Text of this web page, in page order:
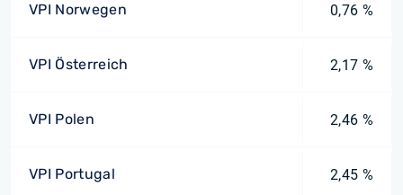
VPI Norwegen 0,76 %
VPI Österreich 2,17 %
VPI Polen 2,46 %
VPI Portugal 2,45 %